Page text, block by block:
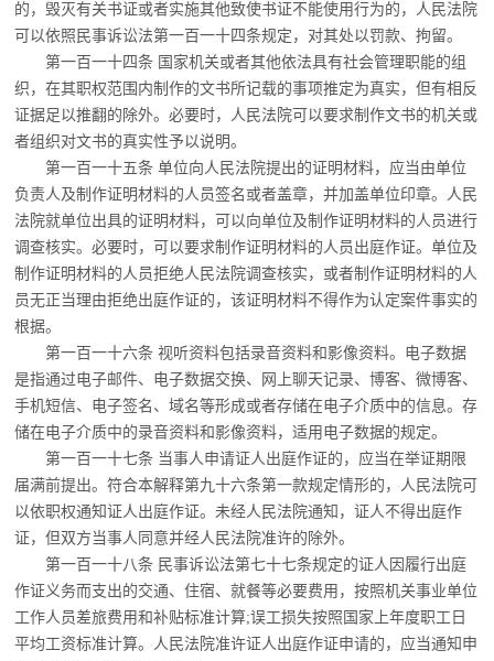
的，毁灭有关书证或者实施其他致使书证不能使用行为的，人民法院
可以依照民事诉讼法第一百一十四条规定，对其处以罚款、拘留。
第一百一十四条 国家机关或者其他依法具有社会管理职能的组
织，在其职权范围内制作的文书所记载的事项推定为真实，但有相反
证据足以推翻的除外。必要时，人民法院可以要求制作文书的机关或
者组织对文书的真实性予以说明。
第一百一十五条 单位向人民法院提出的证明材料，应当由单位
负责人及制作证明材料的人员签名或者盖章，并加盖单位印章。人民
法院就单位出具的证明材料，可以向单位及制作证明材料的人员进行
调查核实。必要时，可以要求制作证明材料的人员出庭作证。单位及
制作证明材料的人员拒绝人民法院调查核实，或者制作证明材料的人
员无正当理由拒绝出庭作证的，该证明材料不得作为认定案件事实的
根据。
第一百一十六条 视听资料包括录音资料和影像资料。 电子数据
是指通过电子邮件、电子数据交换、网上聊天记录、博客、微博客、
手机短信、 电子签名、域名等形成或者存储在电子介质中的信息。存
储在电子介质中的录音资料和影像资料，适用电子数据的规定。
第一百一十七条 当事人申请证人出庭作证的，应当在举证期限
届满前提出。符合本解释第九十六条第一款规定情形的，人民法院可
以依职权通知证人出庭作证。 未经人民法院通知，证人不得出庭作
证，但双方当事人同意并经人民法院准许的除外。
第一百一十八条 民事诉讼法第七十七条规定的证人因履行出庭
作证义务而支出的交通、住宿、就餐等必要费用，按照机关事业单位
工作人员差旅费用和补贴标准计算;误工损失按照国家上年度职工日
平均工资标准计算。 人民法院准许证人出庭作证申请的，应当通知申